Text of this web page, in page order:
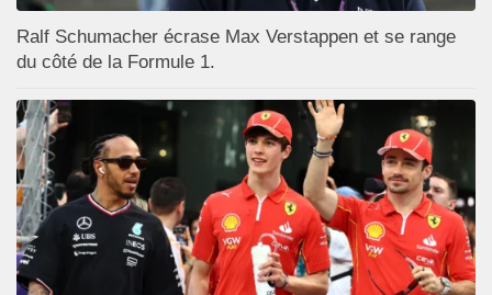
Ralf Schumacher écrase Max Verstappen et se range
du côté de la Formule 1.